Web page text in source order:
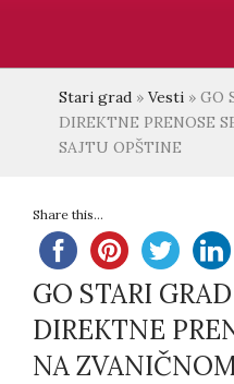
Stari grad » Vesti » GO
DIREKTNE PRENOSE
SAJTU OPŠTINE
Share this...
GO STARI
DIREKTNE
NA